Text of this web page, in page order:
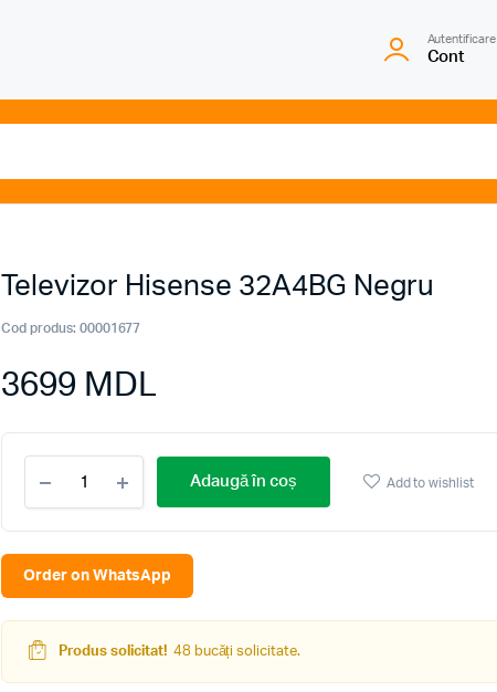
Autentificare
Cont
Televizor Hisense 32A4BG Negru
Cod produs: 00001677
3699 MDL
Hisense
32A4BG
Negru
Adaugă în coș Add to wishlist
Order on WhatsApp
Produs solicitat! 48 bucăți solicitate.